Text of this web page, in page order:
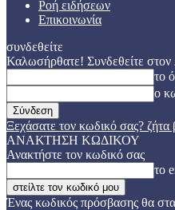
Ροή ειδήσεων
Επικοινωνία
συνδεθείτε
Καλωσήρθατε! Συνδεθείτε στον
το
ο
Ξεχάσατε τον κωδικό σας? ζήτα
ΑΝΑΚΤΗΣΗ ΚΩΔΙΚΟΥ
Ανακτήστε τον κωδικό σας
το
Ένας κωδικός πρόσβασης θα